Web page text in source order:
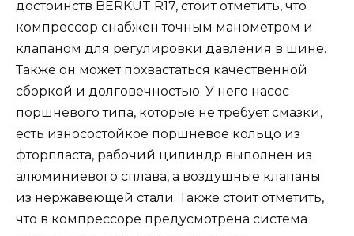
достоинств BERKUT R17, стоит отметить, что
компрессор снабжен точным манометром и
клапаном для регулировки давления в шине.
Также он может похвастаться качественной
сборкой и долговечностью. У него насос
поршневого типа, которые не требует смазки,
есть износостойкое поршневое кольцо из
фторпласта, рабочий цилиндр выполнен из
алюминиевого сплава, а воздушные клапаны
из нержавеющей стали. Также стоит отметить,
что в компрессоре предусмотрена система